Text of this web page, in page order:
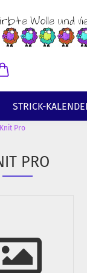
STRICK-
Knit Pro
PRO